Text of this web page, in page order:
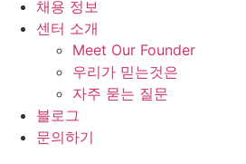
채용 정보
센터 소개
Meet Our Founder
우리가 믿는것은
자주 묻는 질문
블로그
문의하기